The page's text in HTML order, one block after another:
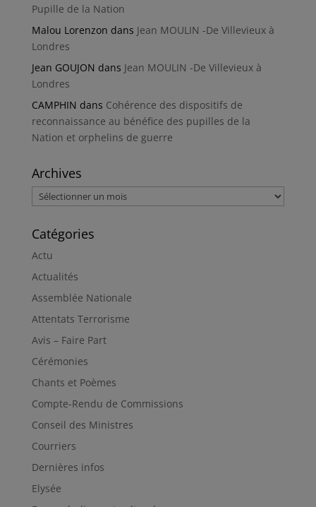
Pupille de la Nation
Malou Lorenzon dans Jean MOULIN -De Villevieux à
Londres
Jean GOUJON dans Jean MOULIN -De Villevieux à
Londres
CAMPHIN dans Cohérence des dispositifs de
reconnaissance au bénéfice des pupilles de la
Nation et orphelins de guerre
Archives
Archives
Catégories
Actu
Actualités
Assemblée Nationale
Attentats Terrorisme
Avis – Faire Part
Cérémonies
Chants et Poèmes
Compte-Rendu de Commissions
Conseil des Ministres
Courriers
Dernières infos
Elysée